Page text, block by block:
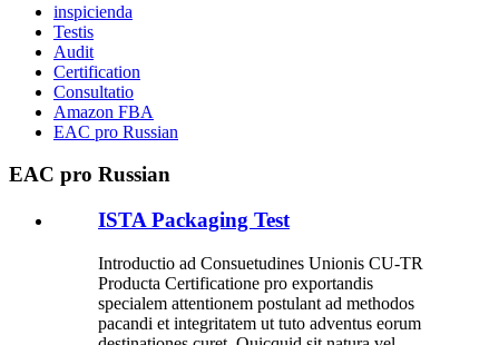
inspicienda
Testis
Audit
Certification
Consultatio
Amazon FBA
EAC pro Russian
EAC pro Russian
ISTA Packaging Test
Introductio ad Consuetudines Unionis CU-TR
Producta Certificatione pro exportandis
specialem attentionem postulant ad methodos
pacandi et integritatem ut tuto adventus eorum